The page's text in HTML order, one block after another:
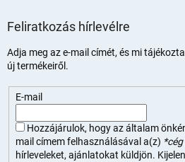
Feliratkozás hírlevélre
Adja meg az e-mail címét, és mi
új termékeiről.
E-mail
Hozzájárulok, hogy az általam
mail címem felhasználásával a(z) *cég
hírleveleket, ajánlatokat küldjön.